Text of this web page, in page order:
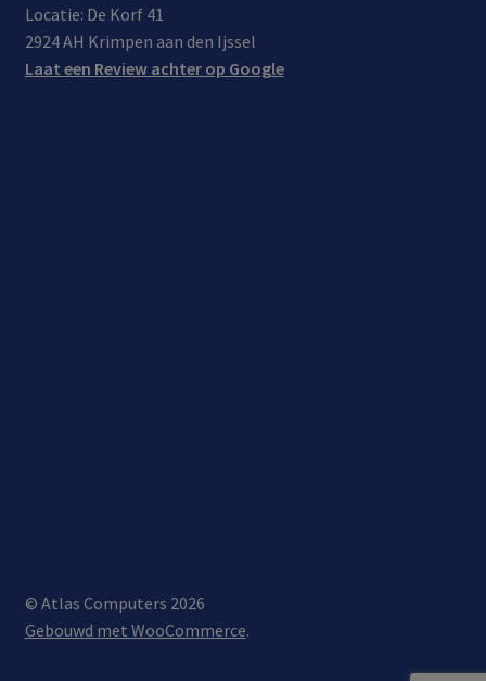
Locatie: De Korf 41
2924 AH Krimpen aan den Ijssel
Laat een Review achter op Google
© Atlas Computers 2026
Gebouwd met WooCommerce.